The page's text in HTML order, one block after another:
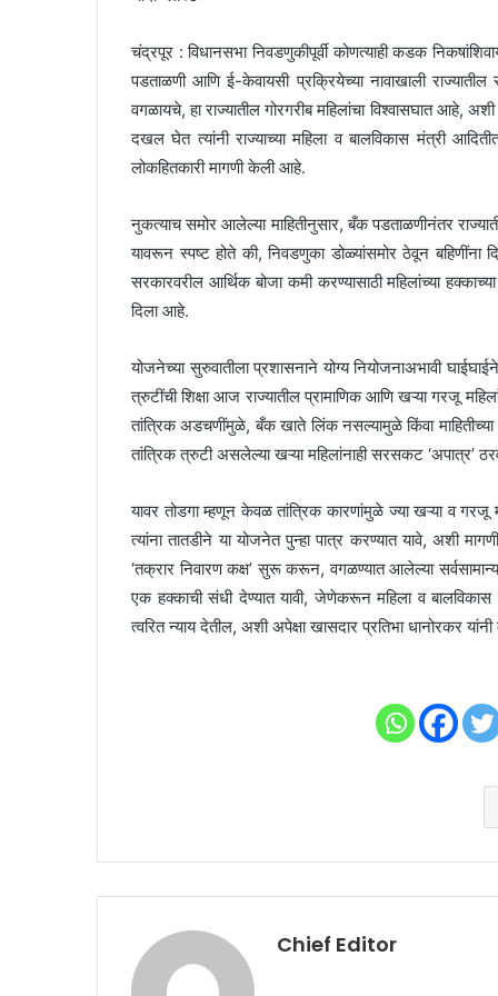
चंद्रपूर : विधानसभा निवडणुकीपूर्वी कोणत्याही कडक
पडताळणी आणि ई-केवायसी प्रक्रियेच्या नावाखाली
वगळायचे, हा राज्यातील गोरगरीब महिलांचा विश्वासघात आहे,
दखल घेत त्यांनी राज्याच्या महिला व बालविकास मंत्री
लोकहितकारी मागणी केली आहे.
नुकत्याच समोर आलेल्या माहितीनुसार, बँक पडताळणीनंतर
यावरून स्पष्ट होते की, निवडणुका डोळ्यांसमोर ठेवून
सरकारवरील आर्थिक बोजा कमी करण्यासाठी महिलांच्या
दिला आहे.
योजनेच्या सुरुवातीला प्रशासनाने योग्य नियोजनाअभावी
त्रुटींची शिक्षा आज राज्यातील प्रामाणिक आणि खऱ्या गरजू
तांत्रिक अडचणींमुळे, बँक खाते लिंक नसल्यामुळे किंवा
तांत्रिक त्रुटी असलेल्या खऱ्या महिलांनाही सरसकट ‘अपात्र’
यावर तोडगा म्हणून केवळ तांत्रिक कारणांमुळे ज्या खऱ्या व
त्यांना तातडीने या योजनेत पुन्हा पात्र करण्यात यावे, अशी
‘तक्रार निवारण कक्ष’ सुरू करून, वगळण्यात आलेल्या
एक हक्काची संधी देण्यात यावी, जेणेकरून महिला व बालविकास
त्वरित न्याय देतील, अशी अपेक्षा खासदार प्रतिभा धानोरकर
Chief Editor